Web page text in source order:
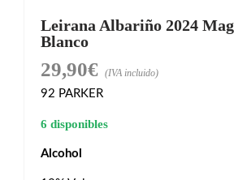
Leirana Albariño 2024
Blanco
29,90€ (IVA incluido)
92 PARKER
6 disponibles
Alcohol